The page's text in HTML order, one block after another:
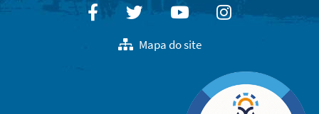
FacebookTwitterYoutubeInstagram
Mapa do site